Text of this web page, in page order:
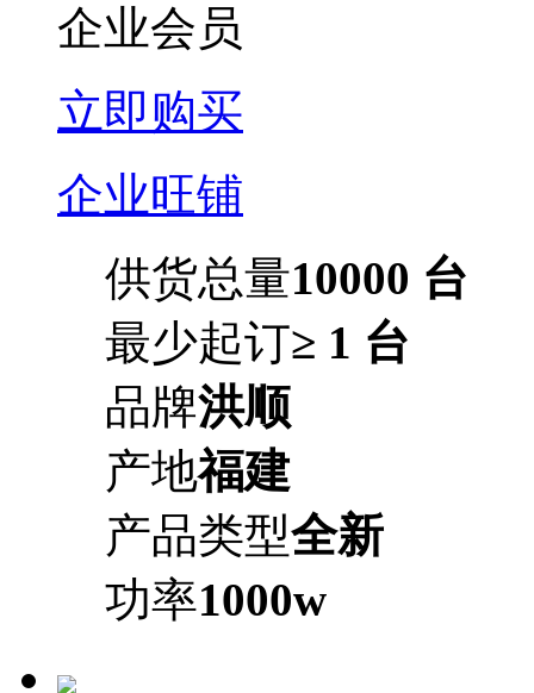
企业会员
立即购买
企业旺铺
供货总量10000 台
最少起订≥ 1 台
品牌洪顺
产地福建
产品类型全新
功率1000w